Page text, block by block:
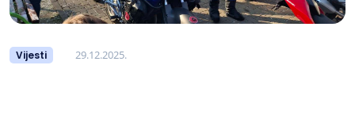
Vijesti 29.12.2025.